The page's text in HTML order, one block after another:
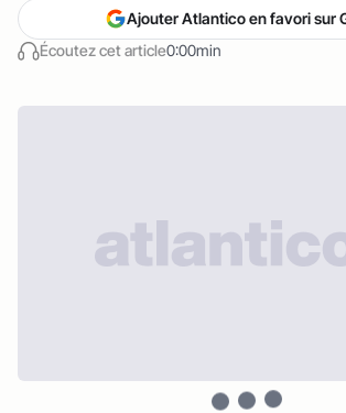
Écoutez cet article0:00min
Ajouter Atlantico en favori sur